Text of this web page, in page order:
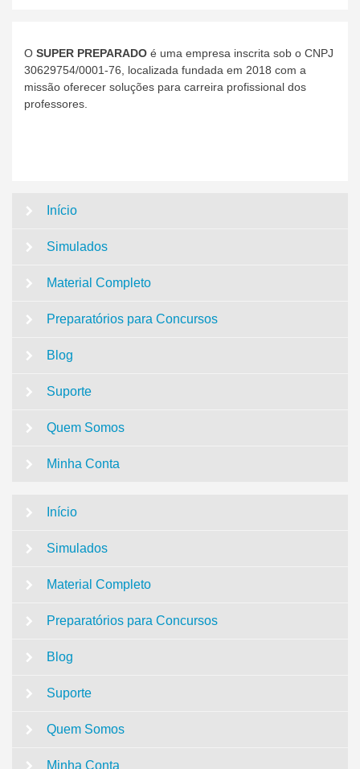
O SUPER PREPARADO é uma empresa inscrita sob o CNPJ
30629754/0001-76, localizada fundada em 2018 com a
missão oferecer soluções para carreira profissional dos
professores.
Início
Simulados
Material Completo
Preparatórios para Concursos
Blog
Suporte
Quem Somos
Minha Conta
Início
Simulados
Material Completo
Preparatórios para Concursos
Blog
Suporte
Quem Somos
Minha Conta